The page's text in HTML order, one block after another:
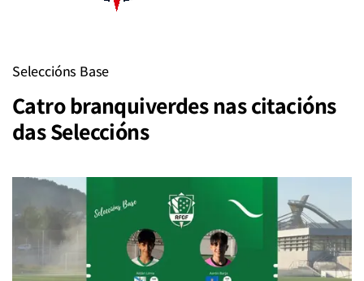
Seleccións Base
Catro branquiverdes nas citacións
das Seleccións